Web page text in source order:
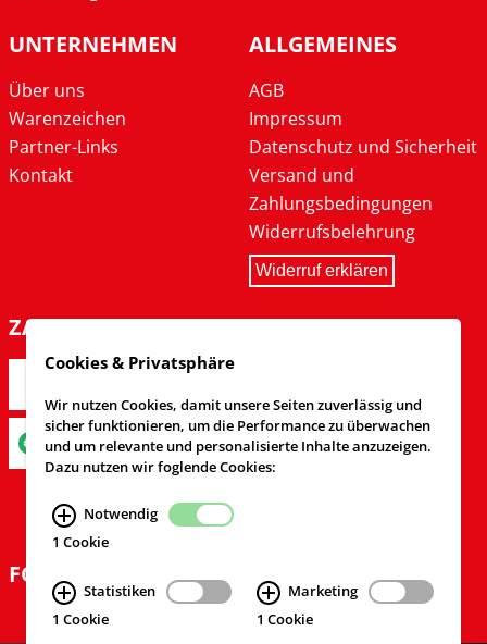
UNTERNEHMEN
Über uns
Warenzeichen
Partner-Links
Kontakt
ALLGEMEINES
AGB
Impressum
Datenschutz und Sicherheit
Versand und
Zahlungsbedingungen
Widerrufsbelehrung
Widerruf erklären
ZAHLARTEN
FOLGEN SIE UNS
Cookies & Privatsphäre
Wir nutzen Cookies, damit unsere Seiten zuverlässig und
sicher funktionieren, um die Performance zu überwachen
und um relevante und personalisierte Inhalte anzuzeigen.
Dazu nutzen wir foglende Cookies:
Notwendig
1 Cookie
Statistiken
1 Cookie
Marketing
1 Cookie